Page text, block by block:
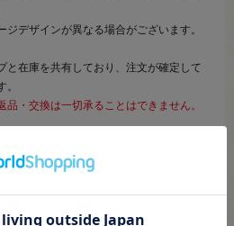
ジデザインが異なる場合がございます。
と在庫を共有しており、注文が確定して
品・交換は一切承ることはできません。
※必ずご確認ください
法の規定に基づく名称です。）